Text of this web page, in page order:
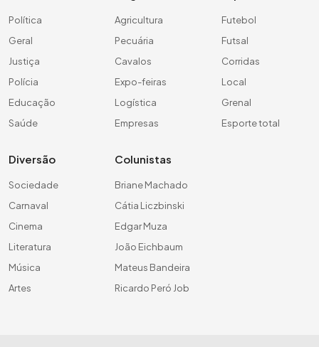
Política
Geral
Justiça
Polícia
Educação
Saúde
Agricultura
Pecuária
Cavalos
Expo-feiras
Logística
Empresas
Futebol
Futsal
Corridas
Local
Grenal
Esporte total
Diversão
Sociedade
Carnaval
Cinema
Literatura
Música
Artes
Colunistas
Briane Machado
Cátia Liczbinski
Edgar Muza
João Eichbaum
Mateus Bandeira
Ricardo Peró Job